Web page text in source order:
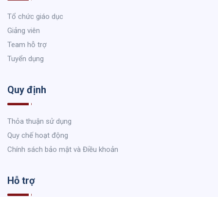
Tổ chức giáo dục
Giảng viên
Team hỗ trợ
Tuyển dụng
Quy định
Thỏa thuận sử dụng
Quy chế hoạt động
Chính sách bảo mật và Điều khoản
Hỗ trợ